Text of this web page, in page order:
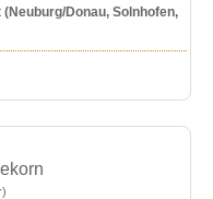
Donau, Solnhofen,